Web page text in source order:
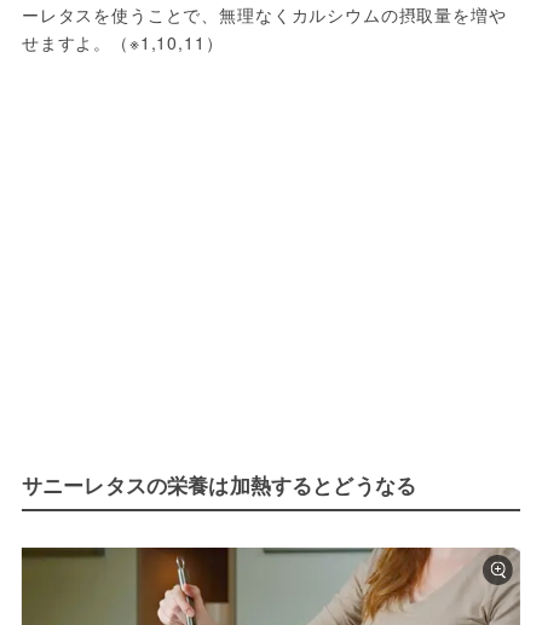
ーレタスを使うことで、無理なくカルシウムの摂取量を増や
せますよ。（※1,10,11）
サニーレタスの栄養は加熱するとどうなる